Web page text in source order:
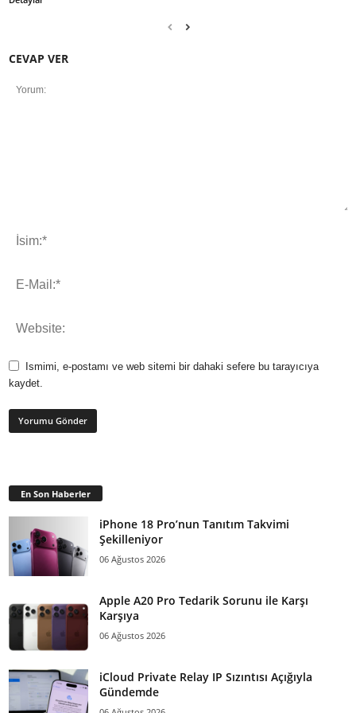
CEVAP VER
Ismimi, e-postamı ve web sitemi bir dahaki sefere bu tarayıcıya
kaydet.
En Son Haberler
iPhone 18 Pro’nun Tanıtım Takvimi
Şekilleniyor
06 Ağustos 2026
Apple A20 Pro Tedarik Sorunu ile Karşı
Karşıya
06 Ağustos 2026
iCloud Private Relay IP Sızıntısı Açığıyla
Gündemde